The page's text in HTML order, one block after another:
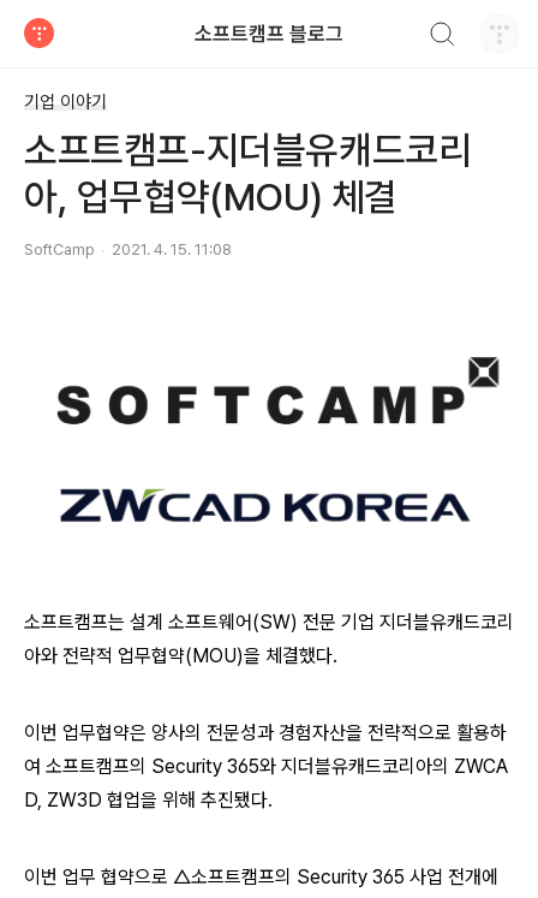
소프트캠프 블로그
기업 이야기
소프트캠프-지더블유캐드코리
아, 업무협약(MOU) 체결
SoftCamp 2021. 4. 15. 11:08
소프트캠프는 설계 소프트웨어(SW) 전문 기업 지더블유캐드코리
아와 전략적 업무협약(MOU)을 체결했다.
이번 업무협약은 양사의 전문성과 경험자산을 전략적으로 활용하
여 소프트캠프의 Security 365와 지더블유캐드코리아의 ZWCA
D, ZW3D 협업을 위해 추진됐다.
이번 업무 협약으로 △소프트캠프의 Security 365 사업 전개에